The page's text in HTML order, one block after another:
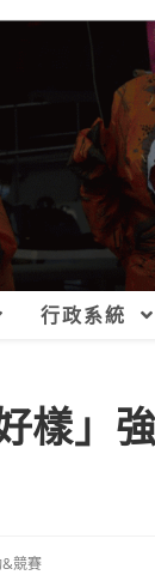
行政系統
樣」
競賽